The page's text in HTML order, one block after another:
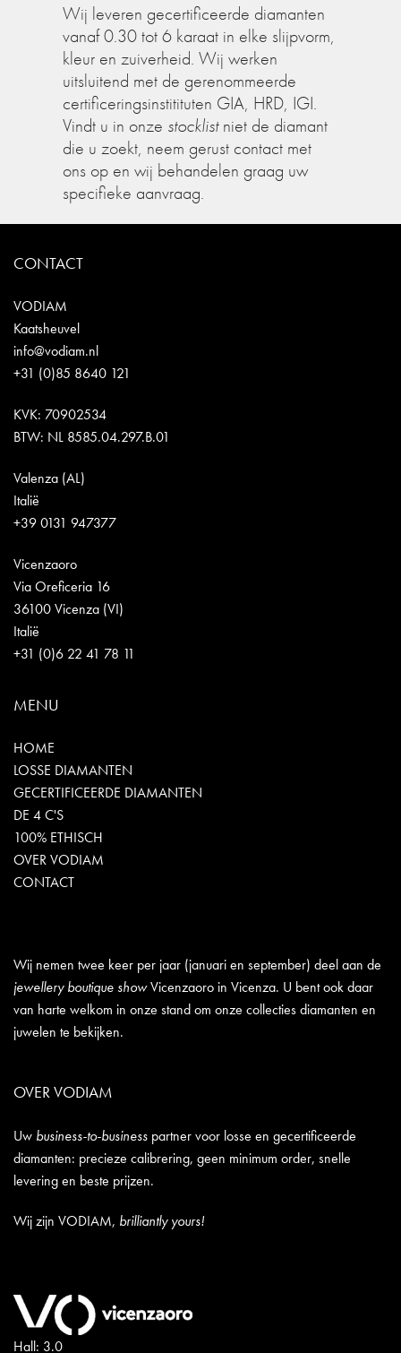
Wij leveren gecertificeerde diamanten
vanaf 0.30 tot 6 karaat in elke slijpvorm,
kleur en zuiverheid. Wij werken
uitsluitend met de gerenommeerde
certificeringsinstitituten GIA, HRD, IGI.
Vindt u in onze stocklistniet de diamant
die u zoekt, neem gerust contact met
ons op en wij behandelen graag uw
specifieke aanvraag.
CONTACT
VODIAM
Kaatsheuvel
info@vodiam.nl
+31 (0)85 8640 121
KVK: 70902534
BTW: NL 8585.04.297.B.01
Valenza (AL)
Italië
+39 0131 947377
Vicenzaoro
Via Oreficeria 16
36100 Vicenza (VI)
Italië
+31 (0)6 22 41 78 11
MENU
HOME
LOSSE DIAMANTEN
GECERTIFICEERDE DIAMANTEN
DE 4 C'S
100% ETHISCH
OVER VODIAM
CONTACT
Wij nemen twee keer per jaar (januari en september) deel aan de
jewellery boutique showVicenzaoro in Vicenza. U bent ook daar
van harte welkom in onze stand om onze collecties diamanten en
juwelen te bekijken.
OVER VODIAM
Uw business-to-business partner voor losse en gecertificeerde
diamanten: precieze calibrering, geen minimum order, snelle
levering en beste prijzen.
Wij zijn VODIAM, brilliantly yours!
Hall: 3.0